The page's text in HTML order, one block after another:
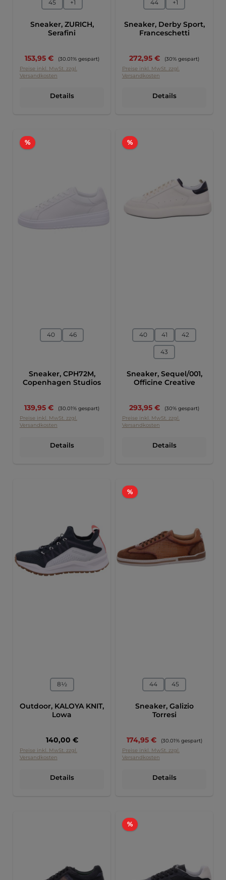
45 +1
Sneaker, ZURICH,
Serafini
Verkaufspreis:
153,95 € Regulärer Preis:
(30.01% gespart)
Preise inkl. MwSt. zzgl.
Versandkosten
Details
44 +1
Sneaker, Derby Sport,
Franceschetti
Verkaufspreis:
272,95 € Regulärer Preis:
(30% gespart)
Preise inkl. MwSt. zzgl.
Versandkosten
Details
%Rabatt
auswählen
40 46
Sneaker, CPH72M,
Copenhagen Studios
Verkaufspreis:
139,95 € Regulärer Preis:
(30.01% gespart)
Preise inkl. MwSt. zzgl.
Versandkosten
Details
%Rabatt
Größe auswählen
40 41 42
43
Sneaker, Sequel/001,
Officine Creative
Verkaufspreis:
293,95 € Regulärer Preis:
(30% gespart)
Preise inkl. MwSt. zzgl.
Versandkosten
Details
auswählen
8½
Outdoor, KALOYA KNIT,
Lowa
Regulärer Preis:
140,00 €
Preise inkl. MwSt. zzgl.
Versandkosten
Details
%Rabatt
auswählen
44 45
Sneaker, Galizio
Torresi
Verkaufspreis:
174,95 € Regulärer Preis:
(30.01% gespart)
Preise inkl. MwSt. zzgl.
Versandkosten
Details
%Rabatt